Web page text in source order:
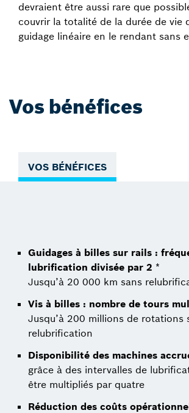
devraient être aussi rare que
couvrir la totalité de la durée de vie
guidage linéaire en le rendant sans
Vos bénéfices
VOS BÉNÉFICES
Guidages à billes sur rails :
lubrification divisée par 2 *
Jusqu’à 20 000 km sans
Vis à billes : nombre de tours
Jusqu’à 200 millions de rotations
relubrification
Disponibilité des machines
grâce à des intervalles de
être multipliés par quatre
Réduction des coûts